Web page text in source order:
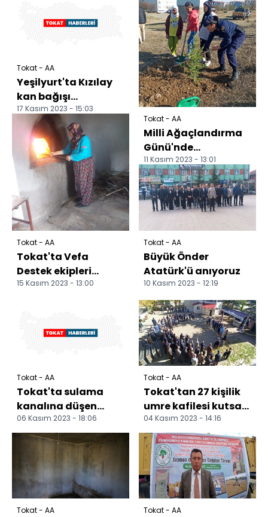
Tokat - AA
Yeşilyurt'ta Kızılay
kan bağışı
kampanyası
başlattı
17 Kasım 2023 - 15:03
Tokat - AA
Tokat'ta Vefa
Destek ekipleri
ihtiyaç sahiplerinin
15 Kasım 2023 - 13:00
Tokat - AA
Milli Ağaçlandırma
Günü'nde
Yeşilyurt'ta 111 fidan
dikildi
11 Kasım 2023 - 13:01
Tokat - AA
Büyük Önder
Atatürk'ü anıyoruz
10 Kasım 2023 - 12:19
Tokat - AA
Tokat'ta sulama
kanalına düşen
otomobildeki 2 kişi
yaralandı
06 Kasım 2023 - 18:06
Tokat - AA
Tokat'tan 27 kişilik
umre kafilesi kutsal
topraklara
uğurlandı
04 Kasım 2023 - 14:16
Tokat - AA Tokat - AA